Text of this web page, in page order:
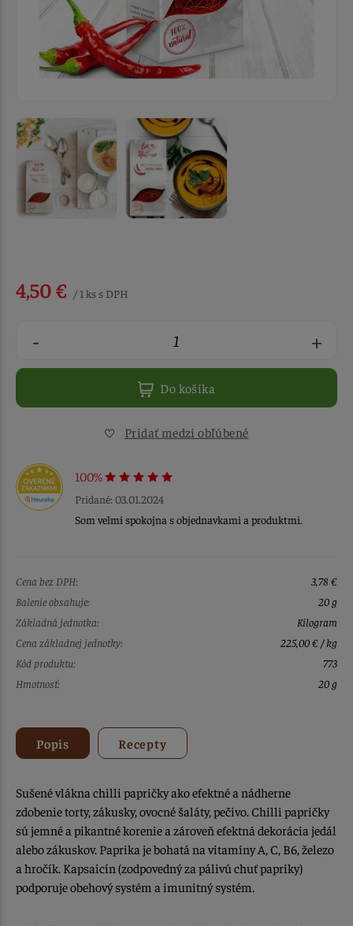
4,50 € / 1 ks s DPH
- +
Do košíka
Pridať medzi obľúbené
100%
Pridané: 03.01.2024
Som velmi spokojna s objednavkami a produktmi.
Cena bez DPH:
3,78 €
Balenie obsahuje:
20 g
Základná jednotka:
Kilogram
Cena základnej jednotky:
225,00 € / kg
Kód produktu:
773
Hmotnosť:
20 g
Popis Recepty
Sušené vlákna chilli papričky ako efektné a nádherne
zdobenie torty, zákusky, ovocné šaláty, pečivo. Chilli papričky
sú jemné a pikantné korenie a zároveň efektná dekorácia jedál
alebo zákuskov. Paprika je bohatá na vitamíny A, C, B6, železo
a hročík. Kapsaicín (zodpovedný za pálivú chuť papriky)
podporuje obehový systém a imunitný systém.